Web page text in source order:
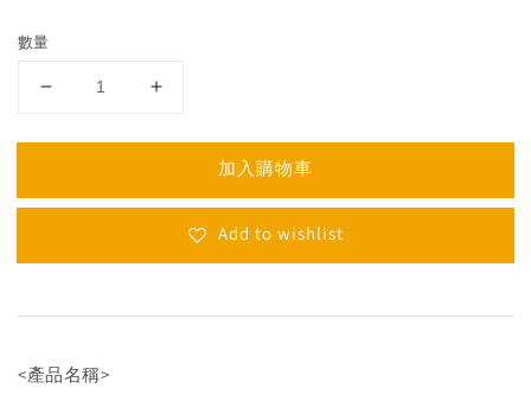
數量
加入購物車
Add to wishlist
<產品名稱>